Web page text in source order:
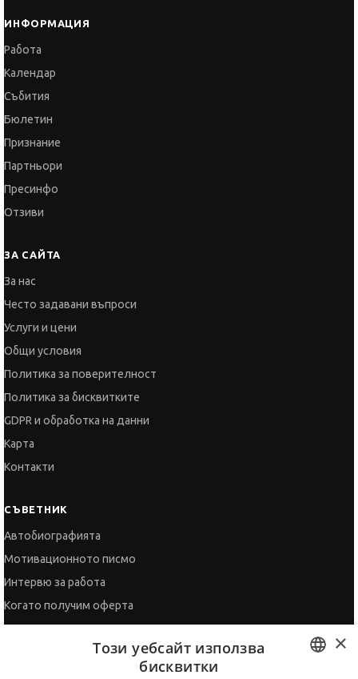
ИНФОРМАЦИЯ
Работа
Календар
Събития
Бюлетин
Признание
Партньори
Пресинфо
Отзиви
ЗА САЙТА
За нас
Често задавани въпроси
Услуги и цени
Общи условия
Политика за поверителност
Политика за бисквитките
GDPR и обработка на данни
Карта
Контакти
СЪВЕТНИК
Автобиографията
Мотивационното писмо
Интервю за работа
Когато получим оферта
Препоръки
×
Този уебсайт използва
бисквитки